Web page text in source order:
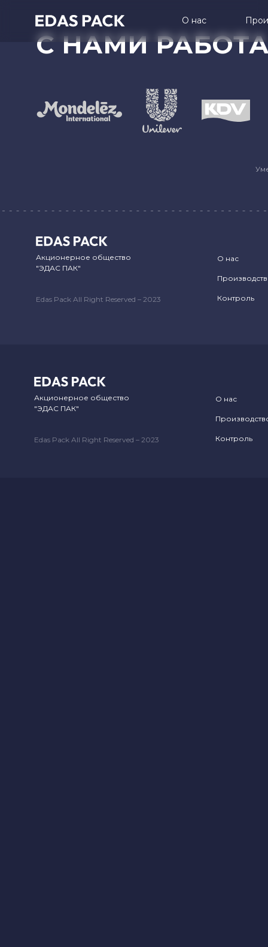
О нас
Edas Pack All Right Reserved – 2023
Акционерное общество
"ЭДАС ПАК"
О нас
Контроль
С НАМИ
Edas Pack All Right Reserved – 2023
Акционерное общество
"ЭДАС ПАК"
О нас
Контроль